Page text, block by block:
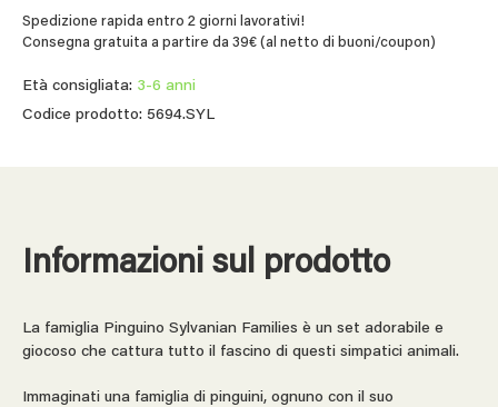
Spedizione rapida entro 2 giorni lavorativi!
Consegna gratuita a partire da 39€ (al netto di buoni/coupon)
Età consigliata: 3-6 anni
Codice prodotto: 5694.SYL
Informazioni sul prodotto
La famiglia Pinguino Sylvanian Families è un set adorabile e
giocoso che cattura tutto il fascino di questi simpatici animali.
Immaginati una famiglia di pinguini, ognuno con il suo